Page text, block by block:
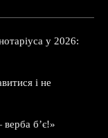
у 2026:
і не
б’є!»